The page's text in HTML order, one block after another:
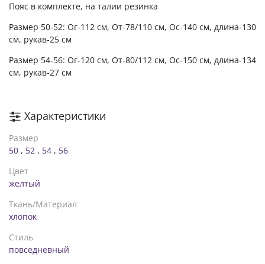
Пояс в комплекте, на талии резинка
Размер 50-52: Ог-112 см, От-78/110 см, Ос-140 см, длина-130
см, рукав-25 см
Размер 54-56: Ог-120 см, От-80/112 см, Ос-150 см, длина-134
см, рукав-27 см
Характеристики
Размер
50 , 52 , 54 , 56
Цвет
желтый
Ткань/Материал
хлопок
Стиль
повседневный